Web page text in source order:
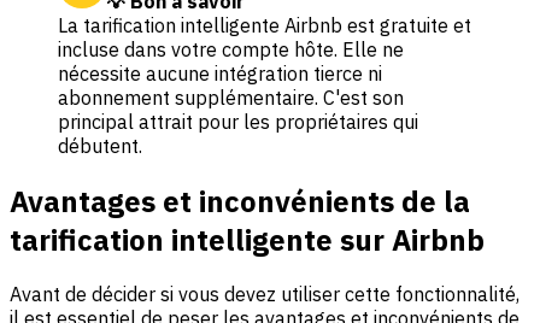
La tarification intelligente Airbnb est gratuite et
incluse dans votre compte hôte. Elle ne
nécessite aucune intégration tierce ni
abonnement supplémentaire. C'est son
principal attrait pour les propriétaires qui
débutent.
Avantages et inconvénients de la
tarification intelligente sur Airbnb
Avant de décider si vous devez utiliser cette fonctionnalité,